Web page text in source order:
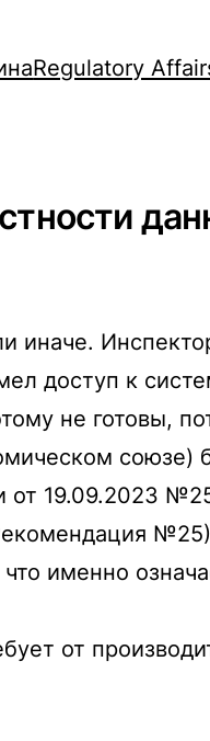
Regulatory
иначе.
доступ к
не готовы,
союзе)
19.09.2023
именно
от